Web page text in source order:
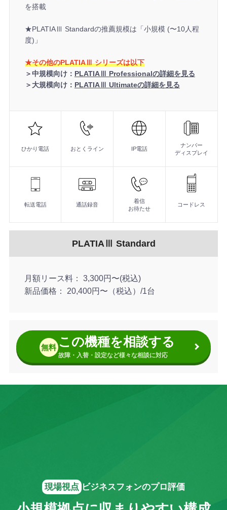
を搭載
★PLATIAⅢ Standardの推薦規模は「小規模 (〜10人程
度)」
★その他のPLATIAⅢ シリーズは以下
＞中規模向け： PLATIAⅢ Professionalの詳細を見る
＞大規模向け： PLATIAⅢ Ultimateの詳細を見る
美しいデザインと高機能性を両立した電話機
スタンドの角度調整により、ワークスペースを効率的に
多彩な便利機能を搭載し、スマートなビジネスをしっかり
シングルゾーンDECTコードレス電話機（WS1000）
■セーフティモード設定時、外部からの不審者を検知し、
■気象庁の緊急地震速報に対応。地震発生時には電話機か
DECTカールコードレス電話機（CL1020）
■ 人感センサ搭載＋ハンズフリー対応のカールコードレス
■ 30ボタン仕様で、よく使う操作をまとめやすい設計
■ 外形は約W194×D228×H80mm、質量は約0.6kg
ひかり電話 おとくライン IP電話
ナンバー
ディスプレイ
転送電話 通話録音
着信
お待たせ
コードレス
PLATIAⅢ Standard
月額リース料
3,300円〜(税込)
新品価格
20,400円〜（税込）/1台
無料 この機種を相談する
故障・入替・設定など様々な相談に対応
現場視点 ビジネスフォンのプロ評価